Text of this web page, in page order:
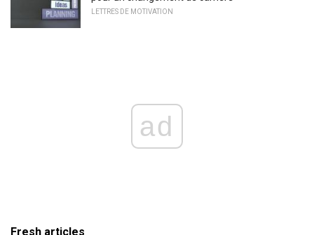
LETTRES DE MOTIVATION
ad
Fresh articles